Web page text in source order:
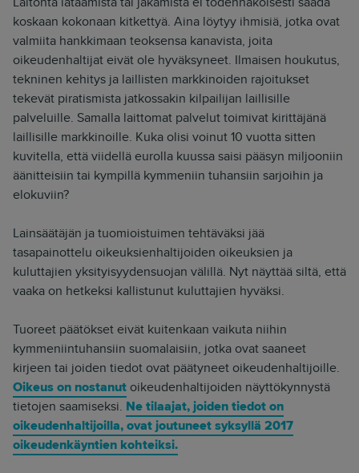
koskaan kokonaan kitkettyä. Aina löytyy ihmisiä, jotka ovat
valmiita hankkimaan teoksensa kanavista, joita
oikeudenhaltijat eivät ole hyväksyneet. Ilmaisen houkutus,
tekninen kehitys ja laillisten markkinoiden rajoitukset
tekevät piratismista jatkossakin kilpailijan laillisille
palveluille. Samalla laittomat palvelut toimivat kirittäjänä
laillisille markkinoille. Kuka olisi voinut 10 vuotta sitten
kuvitella, että viidellä eurolla kuussa saisi pääsyn miljooniin
äänitteisiin tai kympillä kymmeniin tuhansiin sarjoihin ja
elokuviin?
Lainsäätäjän ja tuomioistuimen tehtäväksi jää
tasapainottelu oikeuksienhaltijoiden oikeuksien ja
kuluttajien yksityisyydensuojan välillä. Nyt näyttää siltä, että
vaaka on hetkeksi kallistunut kuluttajien hyväksi.
Tuoreet päätökset eivät kuitenkaan vaikuta niihin
kymmeniintuhansiin suomalaisiin, jotka ovat saaneet
kirjeen tai joiden tiedot ovat päätyneet oikeudenhaltijoille.
Oikeus on nostanut oikeudenhaltijoiden näyttökynnystä
tietojen saamiseksi. Ne tilaajat, joiden tiedot on
oikeudenhaltijoilla, ovat joutuneet syksyllä 2017
oikeudenkäyntien kohteiksi.